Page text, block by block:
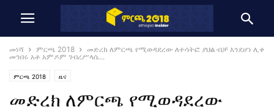
መነሻ ምርጫ 2018
መድረክ ለምርጫ የሚወዳደረው ለተሳትፎ ያህል ብቻ እንደሆነ ሊቀ
መንበሩ አቶ አምዶም ገብረሥላሴ...
ምርጫ 2018 ዜና
መድረክ ለምርጫ የሚወዳደረው